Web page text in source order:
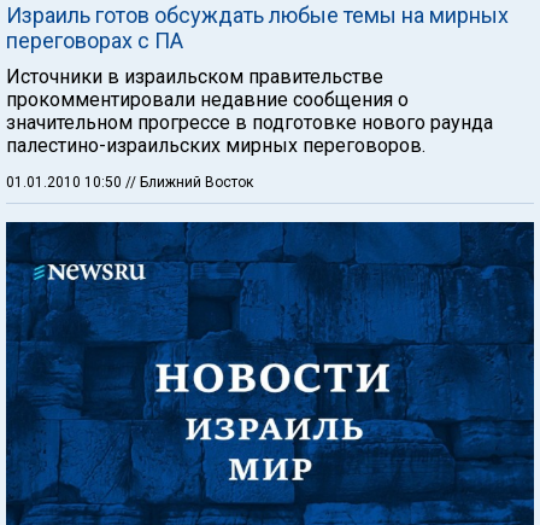
Израиль готов обсуждать любые темы на мирных
переговорах с ПА
Источники в израильском правительстве
прокомментировали недавние сообщения о
значительном прогрессе в подготовке нового раунда
палестино-израильских мирных переговоров.
01.01.2010 10:50 // Ближний Восток